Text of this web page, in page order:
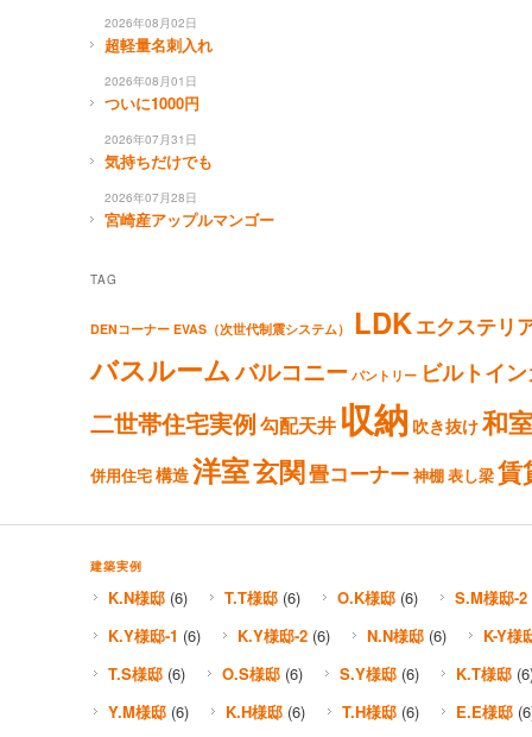
2026年08月02日
超軽量名刺入れ
2026年08月01日
ついに1000円
2026年07月31日
気持ちだけでも
2026年07月28日
宮崎産アップルマンゴー
TAG
DENコーナー EVAS（次世代制震システム） LDK エクステリ
バスルームバルコニー パントリー ビルトイ
二世帯住宅実例勾配天井 収納 吹き抜け和
併用住宅構造洋室玄関畳コーナー神棚表し梁賃
建築実例
K.N様邸 (6) T.T様邸 (6) O.K様邸 (6) S.M様邸-2
K.Y様邸-1 (6) K.Y様邸-2 (6) N.N様邸 (6)
K-Y様
T.S様邸 (6) O.S様邸 (6) S.Y様邸 (6) K.T様邸
Y.M様邸 (6) K.H様邸 (6) T.H様邸 (6) E.E様邸